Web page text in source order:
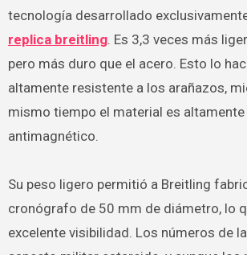
tecnología desarrollado
replica breitling. Es 3,3 veces más
pero más duro que el acero. Esto lo
altamente resistente a los arañazos,
mismo tiempo el material es
antimagnético.
Su peso ligero permitió a Breitling
cronógrafo de 50 mm de diámetro, lo
excelente visibilidad. Los números de